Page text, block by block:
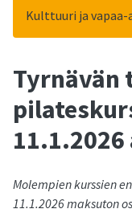
Kulttuuri ja vapaa-
-Tyrnävän
Molempien kurssien
11.1.2026 maksuton